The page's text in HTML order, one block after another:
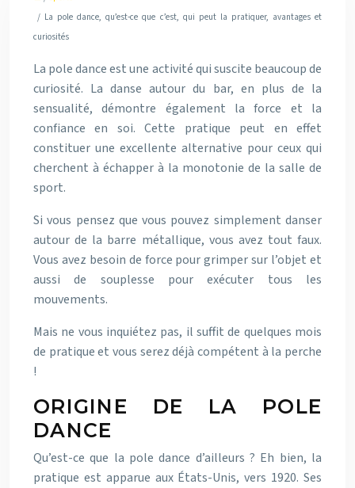
/ La pole dance, qu’est-ce que c’est, qui peut la pratiquer, avantages et
curiosités
La pole dance est une activité qui suscite beaucoup de
curiosité. La danse autour du bar, en plus de la
sensualité, démontre également la force et la
confiance en soi. Cette pratique peut en effet
constituer une excellente alternative pour ceux qui
cherchent à échapper à la monotonie de la salle de
sport.
Si vous pensez que vous pouvez simplement danser
autour de la barre métallique, vous avez tout faux.
Vous avez besoin de force pour grimper sur l’objet et
aussi de souplesse pour exécuter tous les
mouvements.
Mais ne vous inquiétez pas, il suffit de quelques mois
de pratique et vous serez déjà compétent à la perche
!
ORIGINE DE LA POLE
DANCE
Qu’est-ce que la pole dance d’ailleurs ? Eh bien, la
pratique est apparue aux États-Unis, vers 1920. Ses